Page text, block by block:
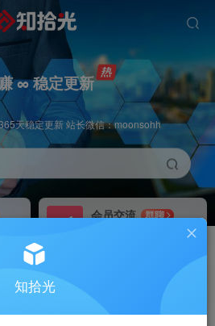
∞ 稳定更新
天稳定更新 站长微信：moonsohh
会员交流
群聊
知拾光